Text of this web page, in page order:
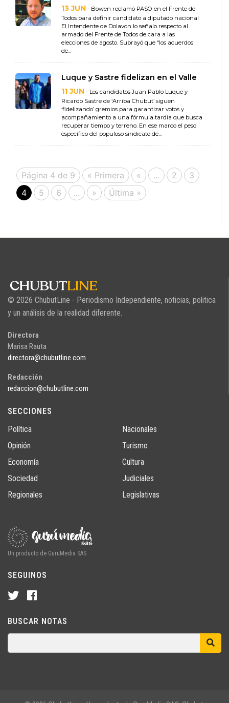
13 JUN - Bowen reclamó PASO en el Frente de
Todos para definir candidato a diputado nacional
El Intendente de Dolavon lo señalo respecto al
armado del Frente de Todos de cara a las
elecciones de agosto. Subrayó que “los acuerdos
de...
Luque y Sastre fidelizan en el Valle
11 JUN - Los candidatos Juan Pablo Luque y
Ricardo Sastre de ‘Arriba Chubut’ siguen
‘fidelizando’ gremios para garantizar votos y
acompañamiento a una fórmula tardía que busca
recuperar tiempo y terreno. En ese marco el peso
específico del populoso sindicato de...
Página 4 de 9 « Primera « ... 2
3
4
5 6 ... » Última »
© 2026 ChubutLine - Periodismo Independiente, noticias, politica
y un análisis de la realidad diferente.
Directora
Marisa Rauta
directora@chubutline.com
Redacción
redaccion@chubutline.com
SECCIONES
Política
Opinión
Economía
Sociedad
Regionales
Nacionales
Turismo
Cultura
Judiciales
Legislativas
Un producto de GuruMedia SAS
SEGUINOS
BUSCAR NOTAS